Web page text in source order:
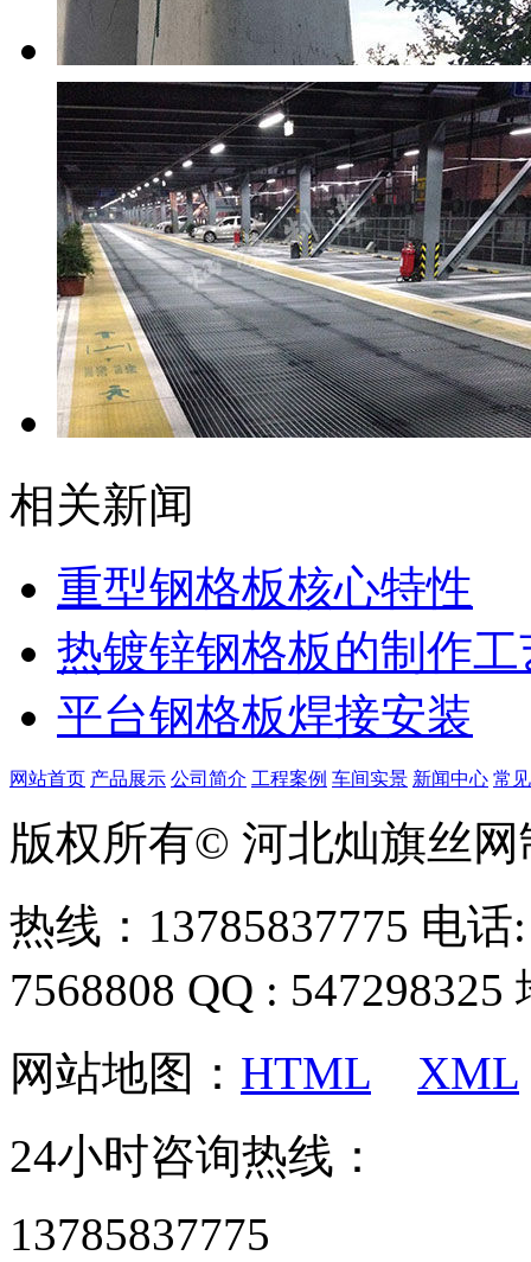
相关新闻
重型钢格板核心特性
热镀锌钢格板的制作工
平台钢格板焊接安装
网站首页 产品展示 公司简介 工程案例 车间实景 新闻中心 常
版权所有© 河北灿旗丝
热线：13785837775 电
7568808 QQ :
网站地图： HTML
XML
24小时咨询热线：
13785837775